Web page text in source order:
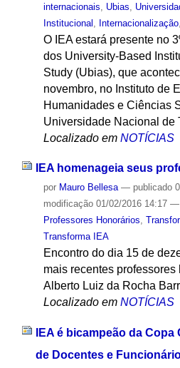
internacionais
Ubias
Institucional
Internacionalização,
O IEA estará presente no
dos University-Based
Study (Ubias), que
novembro, no Instituto de
Humanidades e Ciências
Universidade Nacional de
Localizado em NOTÍCIAS
IEA homenageia seus
por Mauro Bellesa — publicado
modificação01/02/2016 14:17 —
Professores Honorários,
Transforma IEA
Encontro do dia 15 de
mais recentes
Alberto Luiz da Rocha
Localizado em NOTÍCIAS
IEA é bicampeão da
de Docentes e